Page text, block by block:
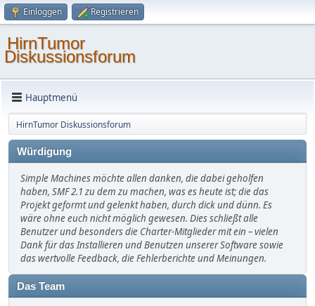
Einloggen Registrieren
HirnTumor
Diskussionsforum
Hauptmenü
HirnTumor Diskussionsforum
Würdigung
Simple Machines möchte allen danken, die dabei geholfen
haben, SMF 2.1 zu dem zu machen, was es heute ist; die das
Projekt geformt und gelenkt haben, durch dick und dünn. Es
wäre ohne euch nicht möglich gewesen. Dies schließt alle
Benutzer und besonders die Charter-Mitglieder mit ein – vielen
Dank für das Installieren und Benutzen unserer Software sowie
das wertvolle Feedback, die Fehlerberichte und Meinungen.
Das Team